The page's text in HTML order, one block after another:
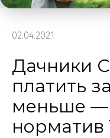
02.04.2021
Дачники
платить
меньше —